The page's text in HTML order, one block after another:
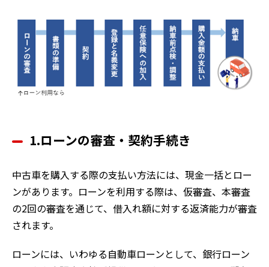
1.ローンの審査・契約手続き
中古車を購入する際の支払い方法には、現金一括とロー
ンがあります。ローンを利用する際は、仮審査、本審査
の2回の審査を通じて、借入れ額に対する返済能力が審査
されます。
ローンには、いわゆる自動車ローンとして、銀行ローン